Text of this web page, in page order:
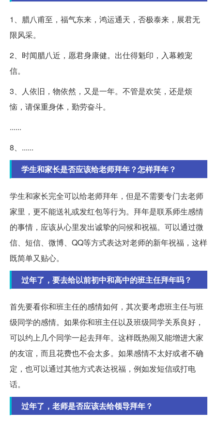
1、腊八甫至，福气东来，鸿运通天，否极泰来，展君无
限风采。
2、时闻腊八近，愿君身康健。出仕得魁印，入幕赖宠
信。
3、人依旧，物依然，又是一年。不管是欢笑，还是烦
恼，请保重身体，勤劳奋斗。
......
8、......
学生和家长是否应该给老师拜年？怎样拜年？
学生和家长完全可以给老师拜年，但是不需要专门去老师
家里，更不能送礼或发红包等行为。拜年是联系师生感情
的事情，应该从心里发出诚挚的问候和祝福。可以通过微
信、短信、微博、QQ等方式表达对老师的新年祝福，这样
既简单又贴心。
过年了，要去给以前初中和高中的班主任拜年吗？
首先要看你和班主任的感情如何，其次要考虑班主任与班
级同学的感情。如果你和班主任以及班级同学关系良好，
可以约上几个同学一起去拜年。这样既热闹又能增进大家
的友谊，而且花费也不会太多。如果感情不太好或者不确
定，也可以通过其他方式表达祝福，例如发短信或打电
话。
过年了，老师是否应该去给领导拜年？